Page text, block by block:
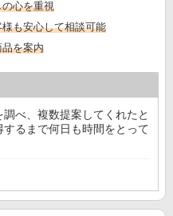
心を重視
も安心して相談可能
を案内
べ、複数提案してくれたと
るまで何日も時間をとって